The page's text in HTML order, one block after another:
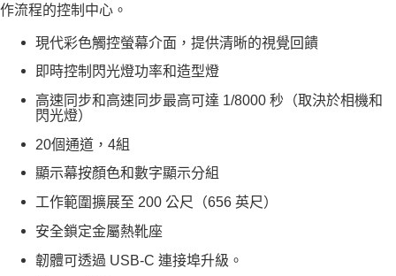
「AFTEE先享後付」，若未經同意申辦者引起之損失，本公司不負相關責
４．使用「AFTEE先享後付」時，將依據個別帳號之用戶狀況，依本公司即
請求用戶進行身份認證。
恩沛科技股份有限公司將有權停止該用戶之使用額度並採取法律行動。
作流程的控制中心。
現代彩色觸控螢幕介面，提供清晰的視覺回饋
即時控制閃光燈功率和造型燈
高速同步和高速同步最高可達 1/8000 秒（取決於相機和
閃光燈）
20個通道，4組
顯示幕按顏色和數字顯示分組
工作範圍擴展至 200 公尺（656 英尺）
安全鎖定金屬熱靴座
韌體可透過 USB-C 連接埠升級。